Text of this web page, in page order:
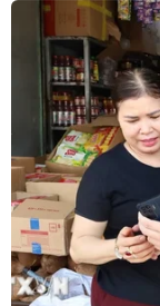
"Hoa Hồng"
06/08/2026 15:04
Bãi bỏ một số
pháp luật
06/08/2026 09:59
Khởi tố người